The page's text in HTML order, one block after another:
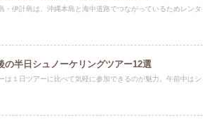
・伊計島は、沖縄本島と海中道路でつながっているためレンタ
の半日シュノーケリングツアー12選
は１日ツアーに比べて気軽に参加できるのが魅力。午前中はシ